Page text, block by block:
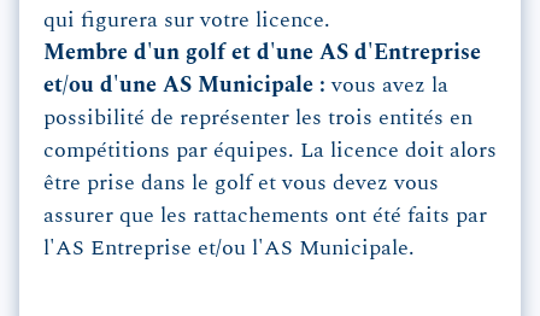
qui figurera sur votre licence.
Membre d'un golf et d'une AS d'Entreprise
et/ou d'une AS Municipale :vous avez la
possibilité de représenter les trois entités en
compétitions par équipes. La licence doit alors
être prise dans le golf et vous devez vous
assurer que les rattachements ont été faits par
l'AS Entreprise et/ou l'AS Municipale.